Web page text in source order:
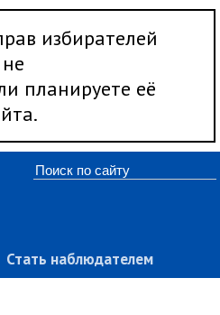
избирателей
планируете её
Стать наблюдателем